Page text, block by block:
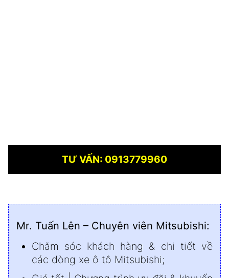
TƯ VẤN: 0913779960
Mr. Tuấn Lên – Chuyên viên Mitsubishi:
Chăm sóc khách hàng & chi tiết về
các dòng xe ô tô Mitsubishi;